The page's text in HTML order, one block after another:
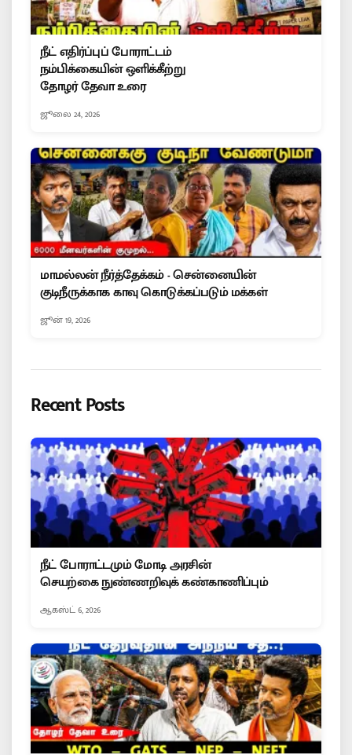
நீட் எதிர்ப்புப் போராட்டம்
நம்பிக்கையின் ஒளிக்கீற்று
தோழர் தேவா உரை
ஜூலை 24, 2026
மாமல்லன் நீர்த்தேக்கம் - சென்னையின்
குடிநீருக்காக காவு கொடுக்கப்படும் மக்கள்
ஜூன் 19, 2026
Recent Posts
நீட் போராட்டமும் மோடி அரசின்
செயற்கை நுண்ணறிவுக் கண்காணிப்பும்
ஆகஸ்ட் 6, 2026